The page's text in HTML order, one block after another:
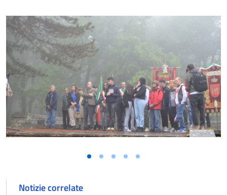
Notizie correlate